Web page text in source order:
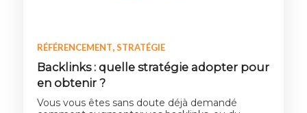
RÉFÉRENCEMENT,STRATÉGIE
Backlinks : quelle stratégie adopter pour
en obtenir ?
Vous vous êtes sans doute déjà demandé